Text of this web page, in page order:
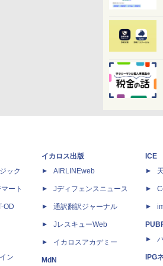
ック
ート
OD
ン
イカロス出版
AIRLINEweb
Jディフェンスニュース
通訳翻訳ジャーナル
JレスキューWeb
イカロスアカデミー
MdN
ICE
IPG